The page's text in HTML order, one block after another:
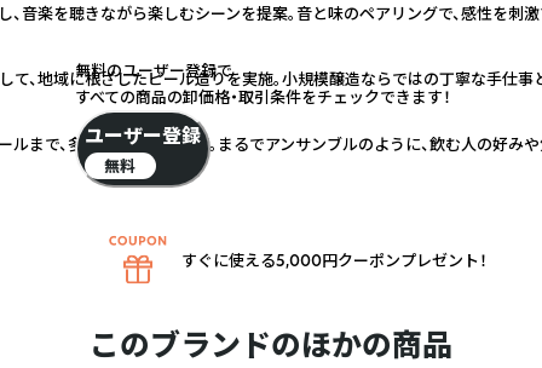
音楽を聴きながら楽しむシーンを提案。音と味のペアリングで、感性を刺
、地域に根ざしたビール造りを実施。小規模醸造ならではの丁寧な手仕事
まで、多彩な味わいを展開。まるでアンサンブルのように、飲む人の好み
このブランドのほかの商品
無料のユーザー登録で
すべての商品の卸価格・取引条件をチェックできます！
ユーザー登録
無料
すぐに使える5,000円クーポンプレゼント！